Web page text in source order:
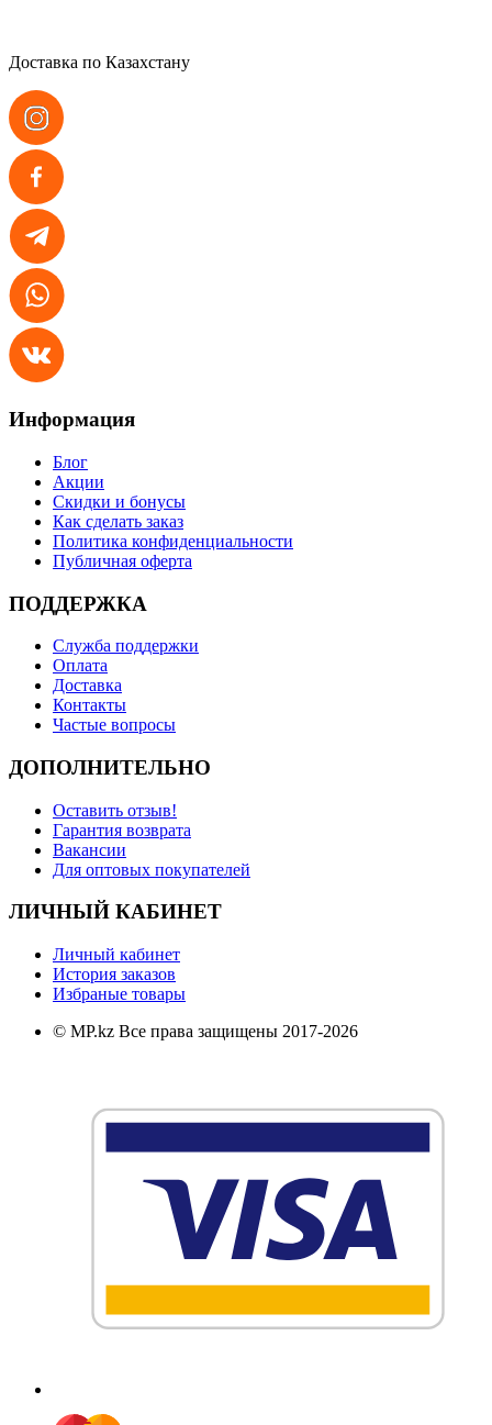
Доставка по Казахстану
Информация
Блог
Акции
Скидки и бонусы
Как сделать заказ
Политика конфиденциальности
Публичная оферта
ПОДДЕРЖКА
Служба поддержки
Оплата
Доставка
Контакты
Частые вопросы
ДОПОЛНИТЕЛЬНО
Оставить отзыв!
Гарантия возврата
Вакансии
Для оптовых покупателей
ЛИЧНЫЙ КАБИНЕТ
Личный кабинет
История заказов
Избраные товары
© MP.kz Все права защищены 2017-2026